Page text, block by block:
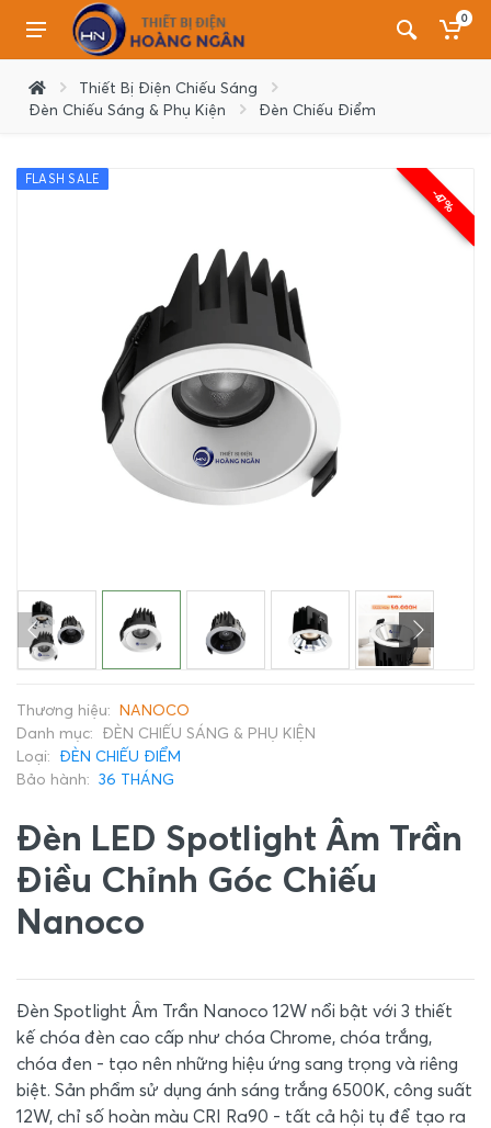
0
Thiết Bị Điện Chiếu Sáng
Đèn Chiếu Sáng & Phụ Kiện
Đèn Chiếu Điểm
FLASH SALE
-47%
Thương hiệu: NANOCO
Danh mục: ĐÈN CHIẾU SÁNG & PHỤ KIỆN
Loại: ĐÈN CHIẾU ĐIỂM
Bảo hành: 36 THÁNG
Đèn LED Spotlight Âm Trần
Điều Chỉnh Góc Chiếu
Nanoco
Đèn Spotlight Âm Trần Nanoco 12W nổi bật với 3 thiết
kế chóa đèn cao cấp như chóa Chrome, chóa trắng,
chóa đen - tạo nên những hiệu ứng sang trọng và riêng
biệt. Sản phẩm sử dụng ánh sáng trắng 6500K, công suất
12W, chỉ số hoàn màu CRI Ra90 - tất cả hội tụ để tạo ra